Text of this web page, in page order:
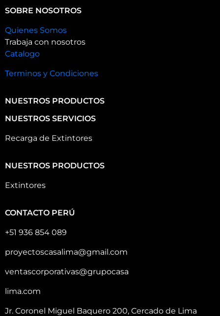
SOBRE NOSOTROS
Quienes Somos
Trabaja con nosotros
Catalogo
Terminos y Condiciones
NUESTROS PRODUCTOS
NUESTROS SERVICIOS
Recarga de Extintores
NUESTROS PRODUCTOS
Extintores
CONTACTO PERÚ
+51 936 854 089
proyectoscasalima@gmail.com
ventascorporativas@grupocasa
lima.com
Jr. Coronel Miguel Baquero 200, Cercado de Lima